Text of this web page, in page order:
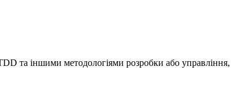
та іншими методологіями розробки або управління,